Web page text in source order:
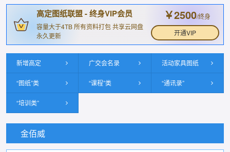
高定图纸联盟 - 终身VIP会员
容量大于4TB 所有资料打包 共享云网盘
永久更新
￥2500/终身
开通VIP
新增高定 广交会名录 活动家具图纸
“图纸”类 “课程”类 “通讯录”
“培训类”
金佰威